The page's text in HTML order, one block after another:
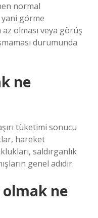
normal
görme
olması veya görüş
durumunda
ne
tüketimi sonucu
hareket
saldırganlık
genel adıdır.
ne